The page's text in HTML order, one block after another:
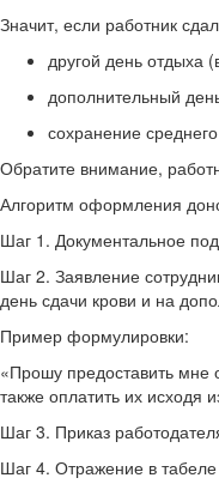
Значит, если работник
другой день отдыха
дополнительный
сохранение
Обратите внимание,
Алгоритм оформления
Шаг 1. Документальное
Шаг 2. Заявление
день сдачи крови и на
Пример формулировки:
«Прошу предоставить мне
также оплатить их исходя
Шаг 3. Приказ
Шаг 4. Отражение в